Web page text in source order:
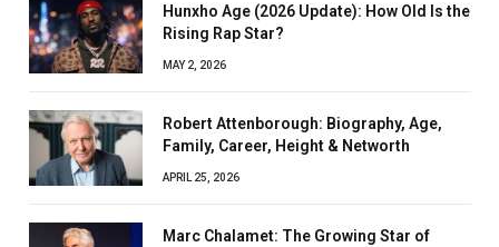
Hunxho Age (2026 Update): How Old Is the
Rising Rap Star?
MAY 2, 2026
Robert Attenborough: Biography, Age,
Family, Career, Height & Networth
APRIL 25, 2026
Marc Chalamet: The Growing Star of